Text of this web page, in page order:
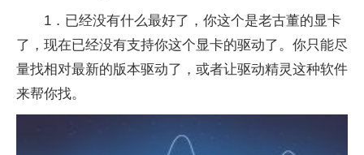
1．已经没有什么最好了，你这个是老古董的显卡
了，现在已经没有支持你这个显卡的驱动了。你只能尽
量找相对最新的版本驱动了，或者让驱动精灵这种软件
来帮你找。